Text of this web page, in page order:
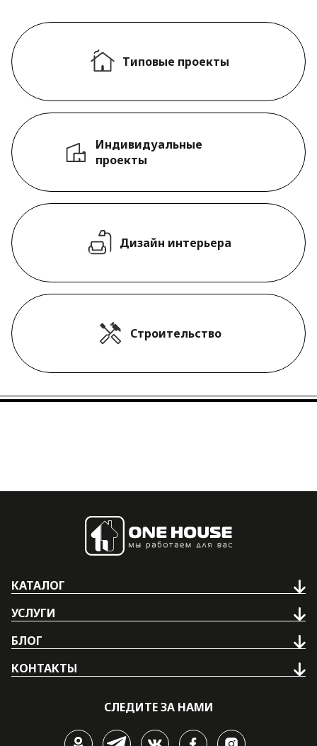
Типовые проекты
Индивидуальные
проекты
Дизайн интерьера
Строительство
КАТАЛОГ
УСЛУГИ
БЛОГ
КОНТАКТЫ
СЛЕДИТЕ ЗА НАМИ